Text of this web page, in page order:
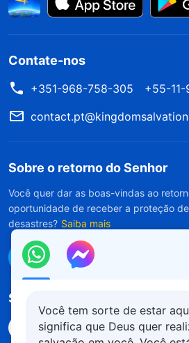
Contate-nos
+351-968-758-305
+55-
Sobre o retorno do Senhor
Você quer dar as boas-vindas ao
oportunidade de receber a proteção
desastres? Saiba mais
Conecte-se conosco no
Siga-nos
Você tem sorte de estar
significa que Deus quer